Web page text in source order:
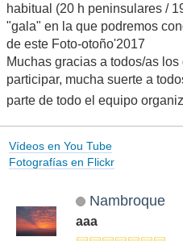
habitual (20 h peninsulares /
"gala" en la que podremos
de este Foto-otoño'2017
Muchas gracias a todos/as
participar, mucha suerte a
parte de todo el equipo
Vídeos en You Tube
Fotografías en Flickr
Nambroque
aaa